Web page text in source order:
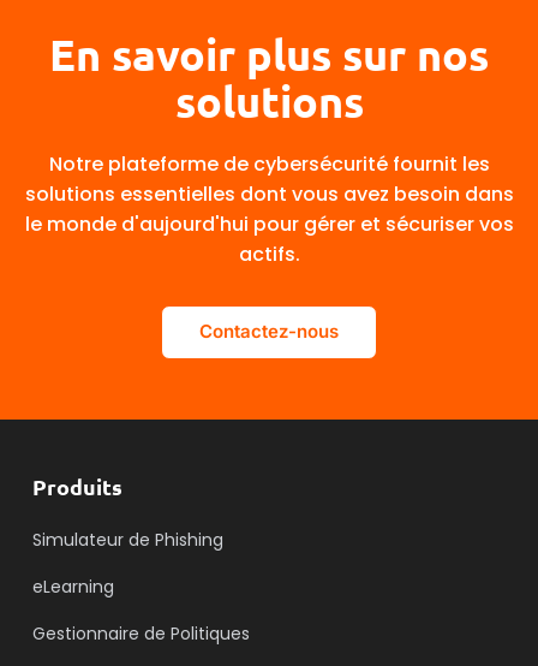
En savoir plus sur nos
solutions
Notre plateforme de cybersécurité fournit les
solutions essentielles dont vous avez besoin dans
le monde d'aujourd'hui pour gérer et sécuriser vos
actifs.
Contactez-nous
Produits
Simulateur de Phishing
eLearning
Gestionnaire de Politiques